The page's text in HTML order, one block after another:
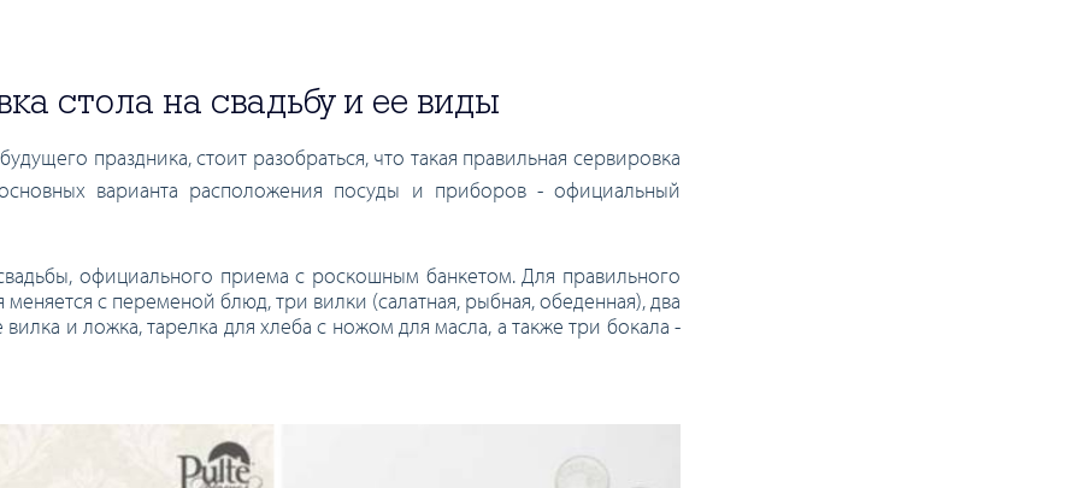
стола на свадьбу и ее виды
праздника, стоит разобраться, что такая правильная сервировка
варианта расположения посуды и приборов - официальный
официального приема с роскошным банкетом. Для правильного
с переменой блюд, три вилки (салатная, рыбная, обеденная), два
и ложка, тарелка для хлеба с ножом для масла, а также три бокала -